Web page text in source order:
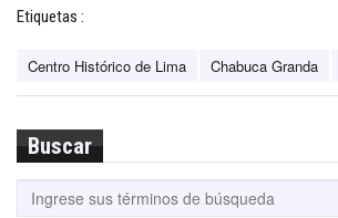
Etiquetas :
Centro Histórico de Lima Chabuca Granda
Buscar